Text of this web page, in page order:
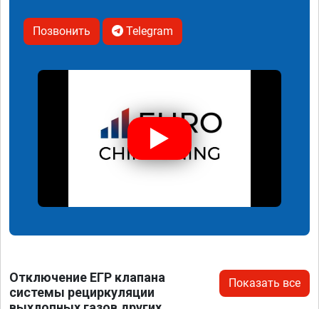
Позвонить Telegram
Отключение ЕГР клапана
системы рециркуляции
Показать все